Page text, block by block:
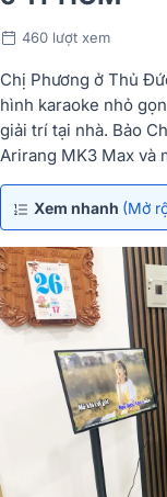
460 lượt xem
Chị Phương ở Thủ
hình karaoke nhỏ
giải trí tại nhà. Bảo
Arirang MK3 Max và
Xem nhanh (Mở